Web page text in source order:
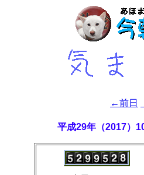
←前日
平成29年（2017